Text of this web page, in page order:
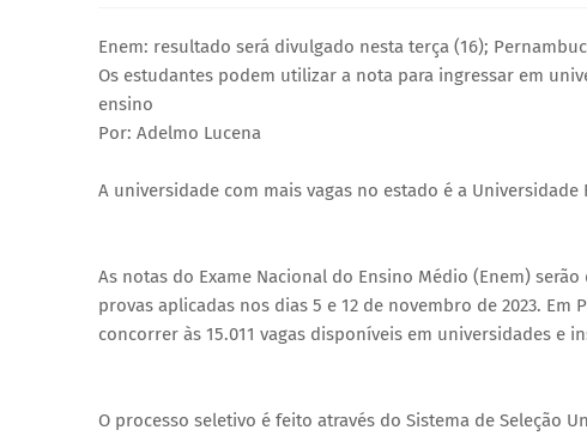
Enem: resultado será divulgado nesta terça (16);
Os estudantes podem utilizar a nota para ingressar em
ensino
Por: Adelmo Lucena
A universidade com mais vagas no estado é a Universidade
As notas do Exame Nacional do Ensino Médio (Enem)
provas aplicadas nos dias 5 e 12 de novembro de 2023.
concorrer às 15.011 vagas disponíveis em universidades e
O processo seletivo é feito através do Sistema de Seleção